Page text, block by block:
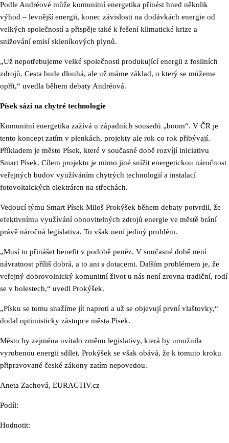
Podle Andréové může komunitní energetika přinést hned několik
výhod – levnější energii, konec závislosti na dodávkách energie od
velkých společností a přispěje také k řešení klimatické krize a
snižování emisí skleníkových plynů.
„Už nepotřebujeme velké společnosti produkující energii z fosilních
zdrojů. Cesta bude dlouhá, ale už máme základ, o který se můžeme
opřít,“ uvedla během debaty Andréová.
Písek sází na chytré technologie
Komunitní energetika zažívá u západních sousedů „boom“. V ČR je
tento koncept zatím v plenkách, projekty ale rok co rok přibývají.
Příkladem je město Písek, které v současné době rozvíjí iniciativu
Smart Písek. Cílem projektu je mimo jiné snížit energetickou náročnost
veřejných budov využíváním chytrých technologií a instalací
fotovoltaických elektráren na střechách.
Vedoucí týmu Smart Písek Miloš Prokýšek během debaty potvrdil, že
efektivnímu využívání obnovitelných zdrojů energie ve městě brání
právě náročná legislativa. To však není jediný problém.
„Musí to přinášet benefit v podobě peněz. V současné době není
návratnost příliš dobrá, a to ani s dotacemi. Dalším problémem je, že
veřejný dobrovolnický komunitní život u nás není zrovna tradiční, rodí
se v bolestech,“ uvedl Prokýšek.
„Písku se tomu snažíme jít naproti a už se objevují první vlaštovky,“
dodal optimisticky zástupce města Písek.
Město by zejména uvítalo změnu legislativy, která by umožnila
vyrobenou energii sdílet. Prokýšek se však obává, že k tomuto kroku
připravované české zákony zatím nepovedou.
Aneta Zachová, EURACTIV.cz
Podíl:
Hodnotit: